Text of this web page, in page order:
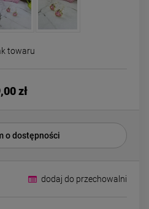
towaru
zł
o dostępności
dodaj do przechowalni